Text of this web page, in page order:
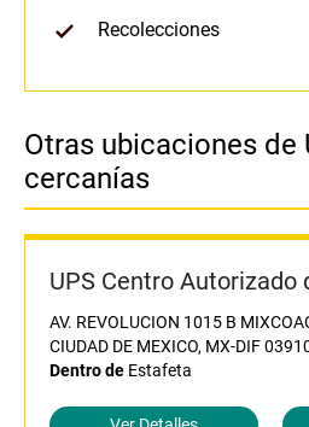
Recolecciones
Otras ubicaciones de
cercanías
UPS Centro Autorizado
AV. REVOLUCION 1015 B
CIUDAD DE MEXICO, MX-DIF
Dentro de Estafeta